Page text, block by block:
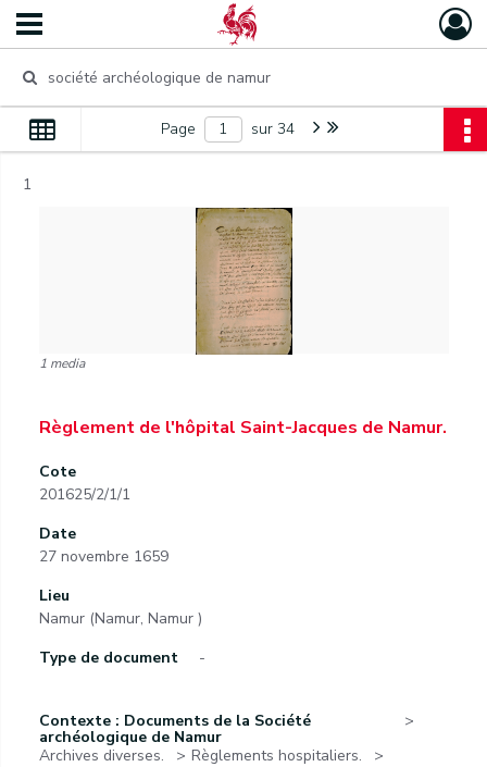
Page sur 34
1
1 media
Règlement de l'hôpital Saint-Jacques de Namur.
Cote
201625/2/1/1
Date
27 novembre 1659
Lieu
Namur (Namur, Namur )
Type de document
-
Contexte : Documents de la Société
archéologique de Namur
Archives diverses.
Règlements hospitaliers.